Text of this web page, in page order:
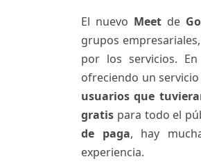
El nuevo Meetde
grupos
por los servicios. En
ofreciendo un
usuarios que
gratis para todo el
de paga, hay
experiencia.